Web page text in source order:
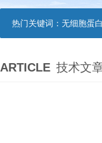
热门关键词： 无细胞蛋
ARTICLE 技术文